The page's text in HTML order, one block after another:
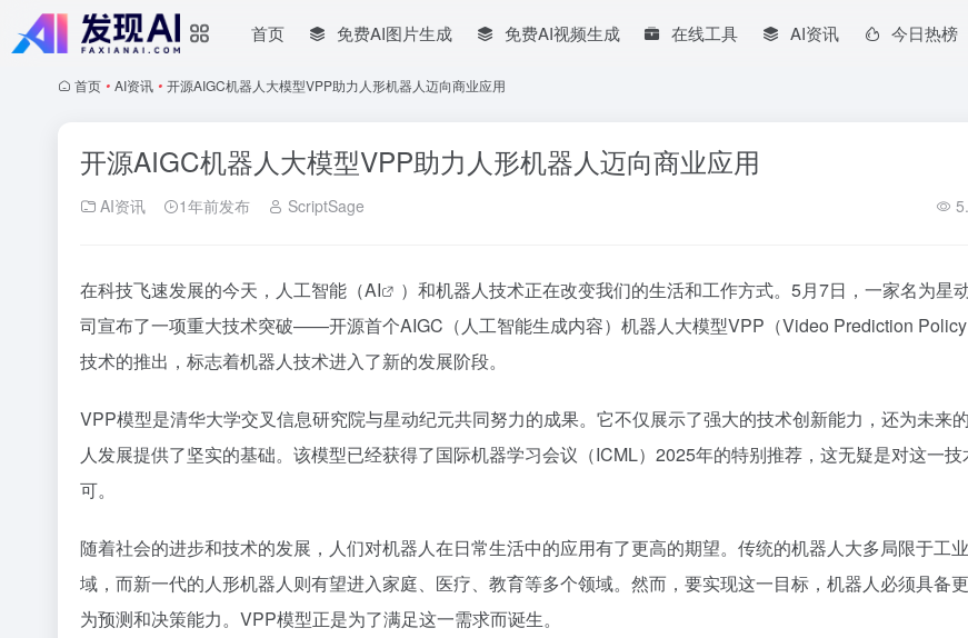
首页 免费AI图片生成 免费AI视频生成 在线工具 AI资讯 今日热榜
首页 • AI资讯 • 开源AIGC机器人大模型VPP助力人形机器人迈向商业应用
开源AIGC机器人大模型VPP助力人形机器人迈向商业应用
AI资讯 1年前发布 ScriptSage
在科技飞速发展的今天，人工智能（AI
）和机器人技术正在改变我们的生活和工作方式。5月7日，一家名为星
司宣布了一项重大技术突破——开源首个AIGC（人工智能生成内容）机器人大模型VPP（Video Prediction
技术的推出，标志着机器人技术进入了新的发展阶段。
VPP模型是清华大学交叉信息研究院与星动纪元共同努力的成果。它不仅展示了强大的技术创新能力，还为未来
人发展提供了坚实的基础。该模型已经获得了国际机器学习会议（ICML）2025年的特别推荐，这无疑是对这一技
可。
随着社会的进步和技术的发展，人们对机器人在日常生活中的应用有了更高的期望。传统的机器人大多局限于工
域，而新一代的人形机器人则有望进入家庭、医疗、教育等多个领域。然而，要实现这一目标，机器人必须具备
为预测和决策能力。VPP模型正是为了满足这一需求而诞生。